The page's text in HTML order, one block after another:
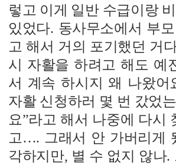
렇고 이게 일반 수급이랑
있었다. 동사무소에서 부
고 해서 거의 포기했던 거
시 자활을 하려고 해도 예
서 계속 하시지 왜 나왔어
자활 신청하러 몇 번 갔었
요”라고 해서 나중에 다시
고…. 그래서 안 가버리게
각하지만, 별 수 없지 않나